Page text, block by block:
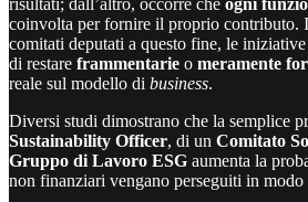
risultati; dall’altro, occorre che ogni
coinvolta per fornire il proprio contributo.
comitati deputati a questo fine, le
di restare frammentarie o meramente
reale sul modello di business.
Diversi studi dimostrano che la semplice
Sustainability Officer, di un Comitato
Gruppo di Lavoro ESG aumenta la
non finanziari vengano perseguiti in modo